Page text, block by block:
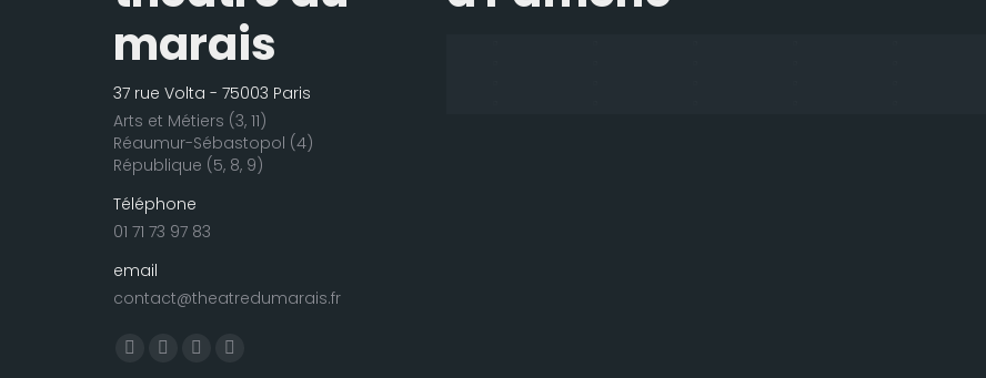
marais
37 rue Volta - 75003 Paris
Arts et Métiers (3, 11)
Réaumur-Sébastopol (4)
République (5, 8, 9)
Téléphone
01 71 73 97 83
email
contact@theatredumarais.fr
Trouvez nous sur :